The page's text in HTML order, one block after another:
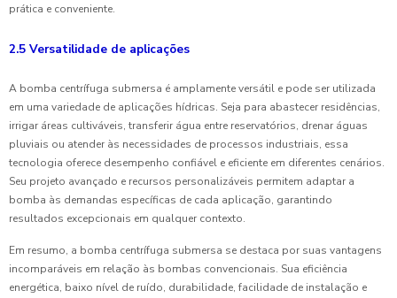
prática e conveniente.
2.5 Versatilidade de aplicações
A bomba centrífuga submersa é amplamente versátil e pode ser utilizada
em uma variedade de aplicações hídricas. Seja para abastecer residências,
irrigar áreas cultiváveis, transferir água entre reservatórios, drenar águas
pluviais ou atender às necessidades de processos industriais, essa
tecnologia oferece desempenho confiável e eficiente em diferentes cenários.
Seu projeto avançado e recursos personalizáveis permitem adaptar a
bomba às demandas específicas de cada aplicação, garantindo
resultados excepcionais em qualquer contexto.
Em resumo, a bomba centrífuga submersa se destaca por suas vantagens
incomparáveis em relação às bombas convencionais. Sua eficiência
energética, baixo nível de ruído, durabilidade, facilidade de instalação e